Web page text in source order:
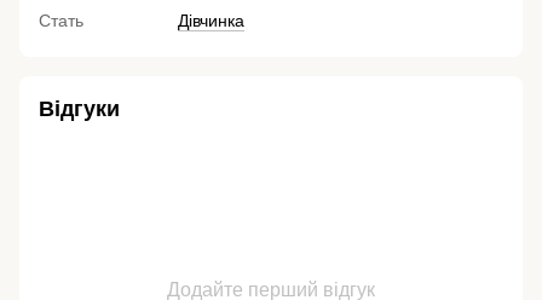
Стать Дівчинка
Відгуки
Додайте перший відгук